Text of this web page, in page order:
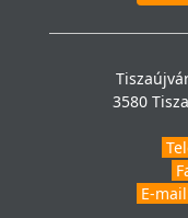
3580
E-